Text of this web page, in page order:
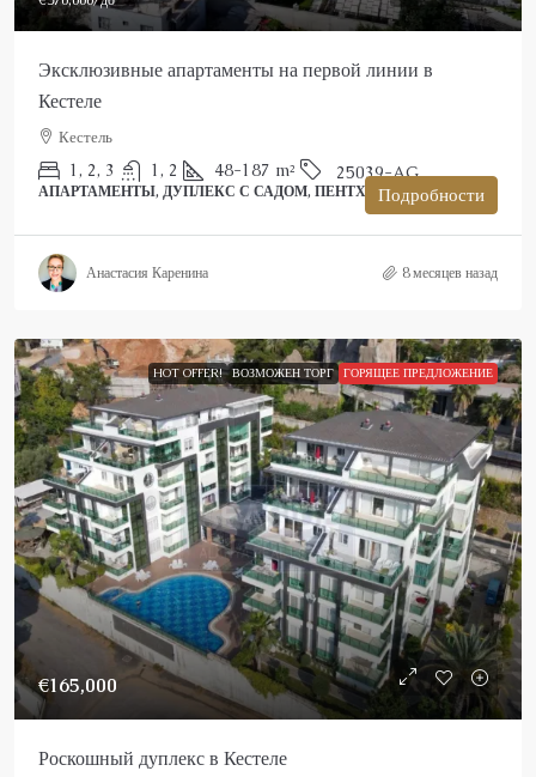
Эксклюзивные апартаменты на первой линии в
Кестеле
Кестель
1, 2, 3 1, 2 48-187 m² 25039-AG
АПАРТАМЕНТЫ, ДУПЛЕКС С САДОМ, ПЕНТХАУСПодробности
Анастасия Каренина 8 месяцев назад
HOT OFFER! ВОЗМОЖЕН ТОРГ ГОРЯЩЕЕ ПРЕДЛОЖЕНИЕ
€165,000
Роскошный дуплекс в Кестеле